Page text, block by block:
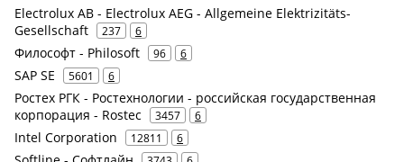
Electrolux AB - Electrolux AEG - Allgemeine Elektrizitäts-
Gesellschaft
237 6
Философт - Philosoft 96 6
SAP SE 5601 6
Ростех РГК - Ростехнологии - российская государственная
корпорация - Rostec
3457 6
Intel Corporation 12811 6